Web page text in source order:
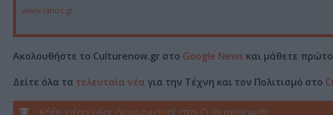
www.ianos.gr
Ακολουθήστε το Culturenow.gr στο Google News και μάθετε
Δείτε όλα τα τελευταία νέα για την Τέχνη και τον Πολιτισμό στο
Κάθε μέρα νέοι διαγωνισμοί στο Culturenow.gr